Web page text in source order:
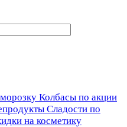
Колбасы по акции
Сладости по
на косметику